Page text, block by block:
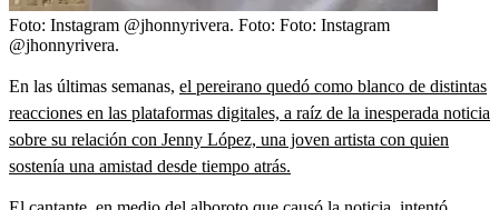
Foto: Instagram @jhonnyrivera. Foto: Foto: Instagram
@jhonnyrivera.
En las últimas semanas, el pereirano quedó como blanco de distintas
reacciones en las plataformas digitales, a raíz de la inesperada noticia
sobre su relación con Jenny López, una joven artista con quien
sostenía una amistad desde tiempo atrás.